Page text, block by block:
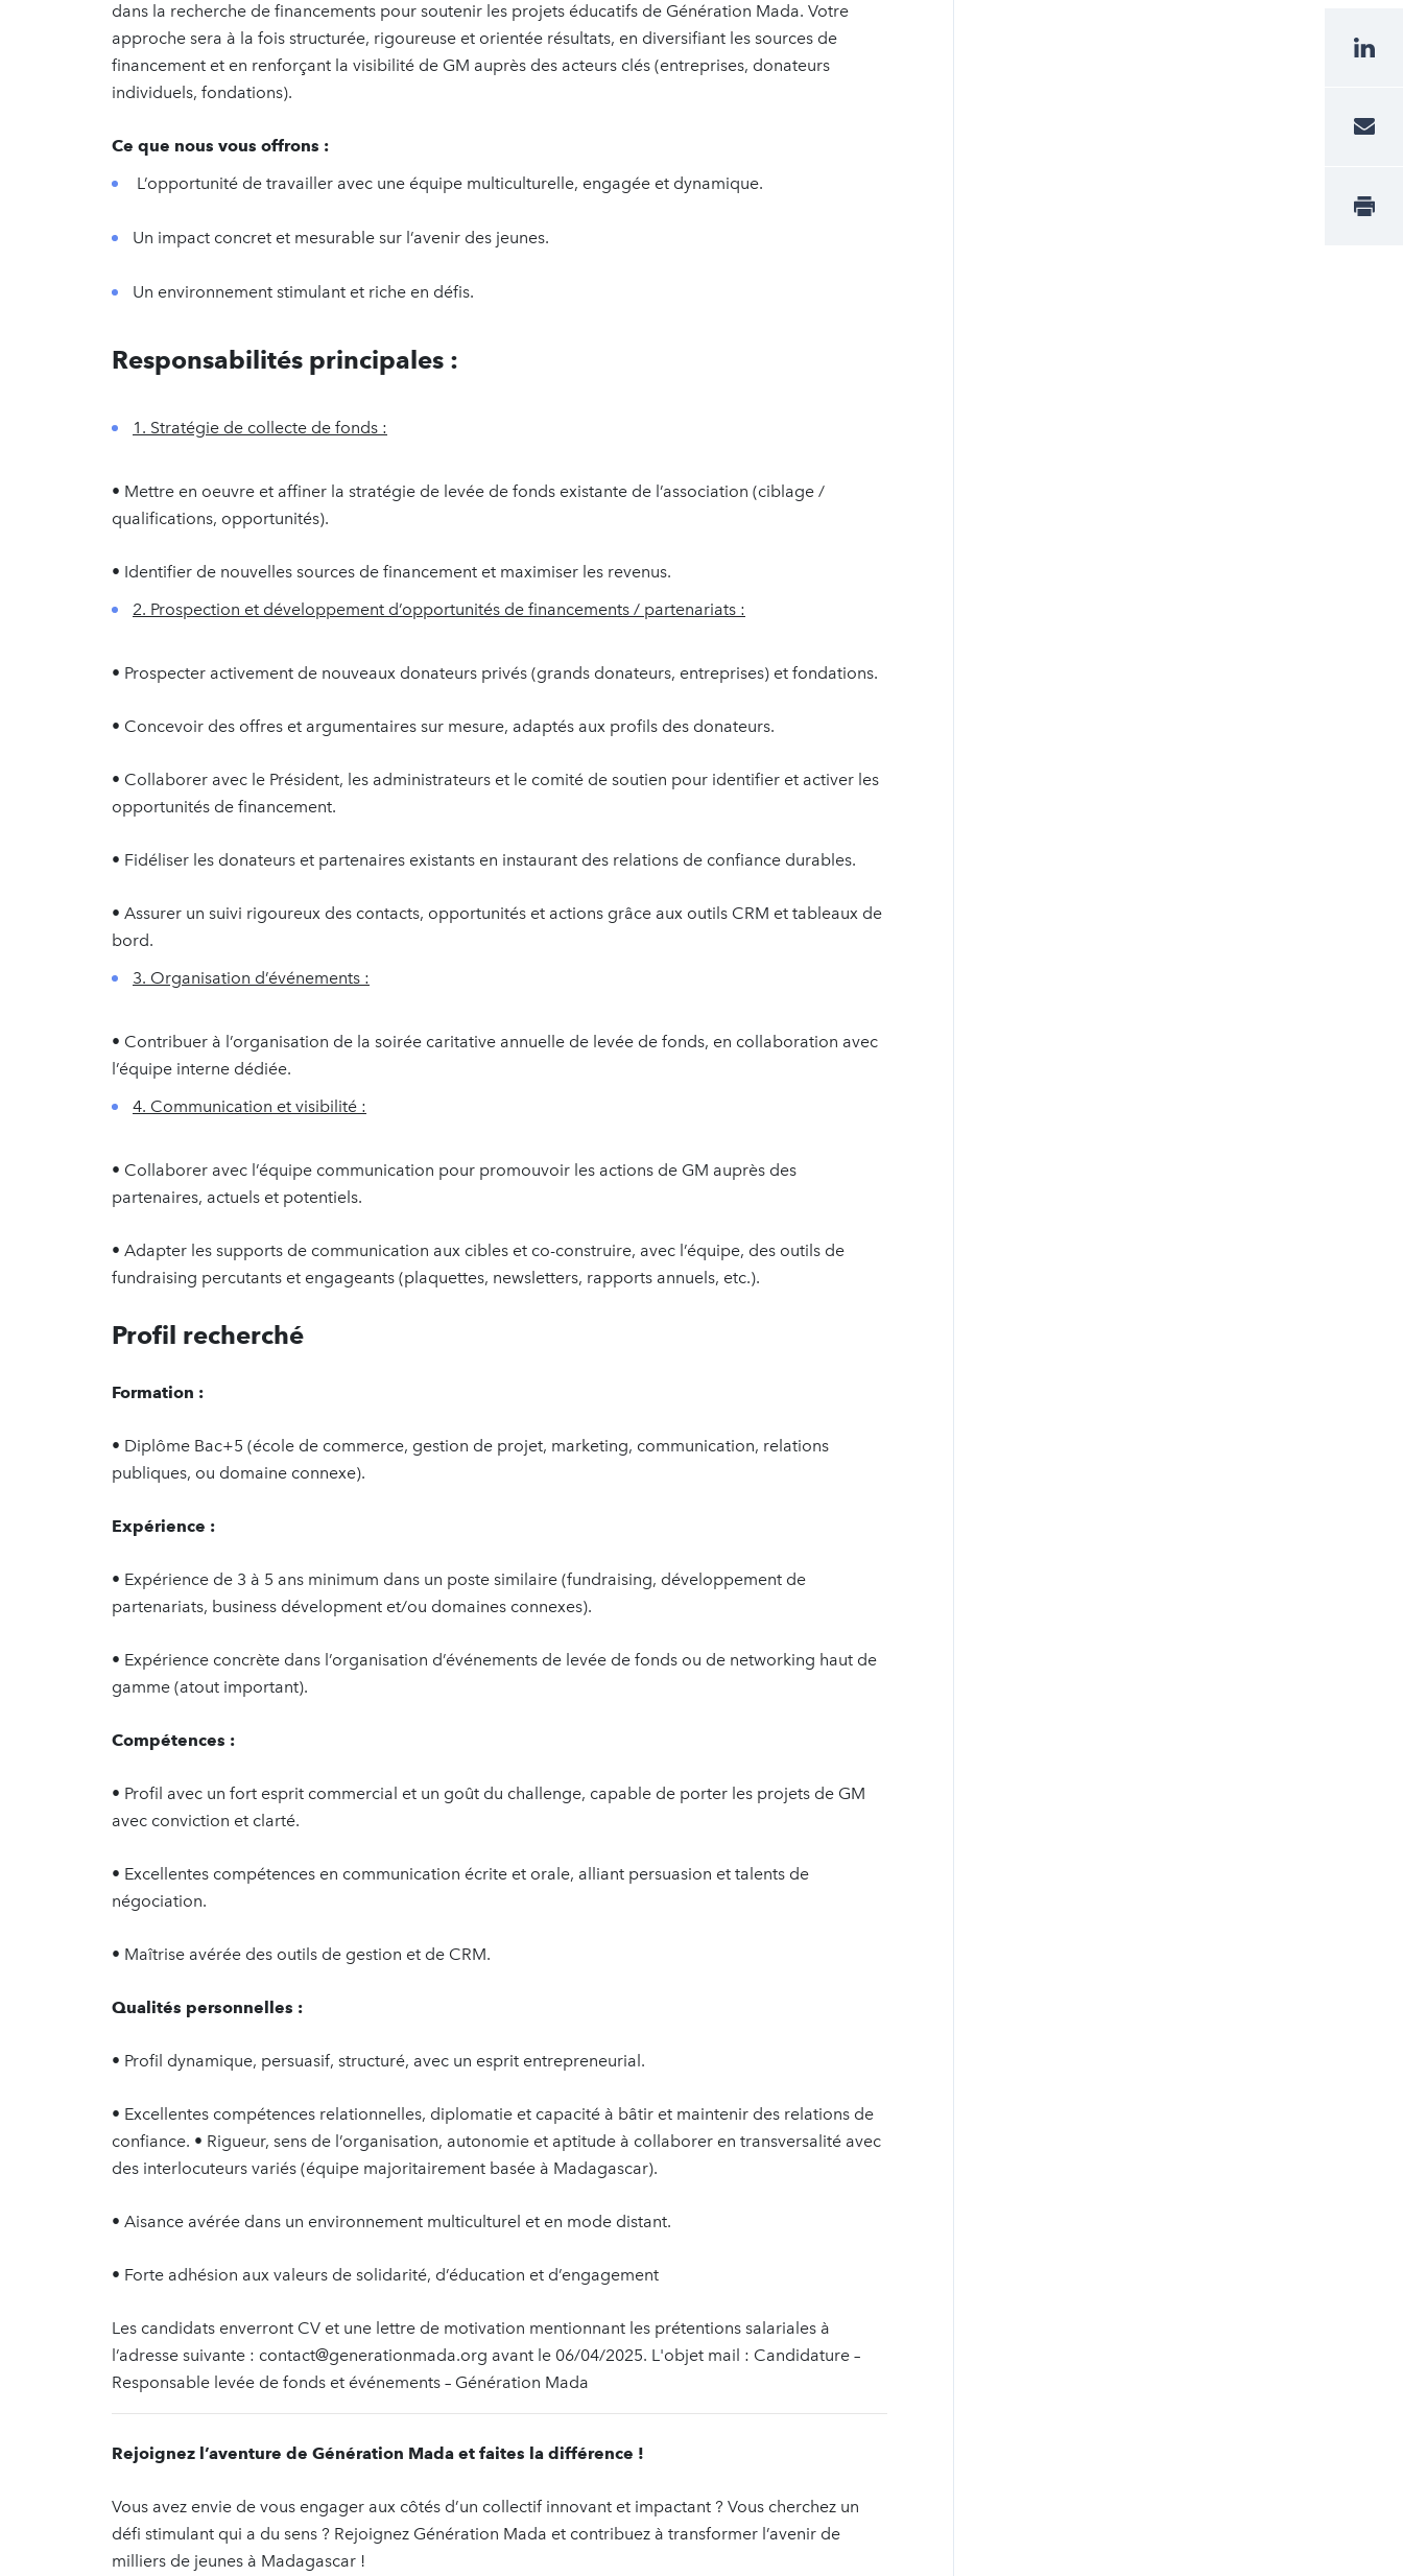
dans la recherche de financements pour soutenir les projets éducatifs de Génération Mada. Votre
approche sera à la fois structurée, rigoureuse et orientée résultats, en diversifiant les sources de
financement et en renforçant la visibilité de GM auprès des acteurs clés (entreprises, donateurs
individuels, fondations).
Ce que nous vous offrons :
L’opportunité de travailler avec une équipe multiculturelle, engagée et dynamique.
Un impact concret et mesurable sur l’avenir des jeunes.
Un environnement stimulant et riche en défis.
Responsabilités principales :
1. Stratégie de collecte de fonds :
• Mettre en oeuvre et affiner la stratégie de levée de fonds existante de l’association (ciblage /
qualifications, opportunités).
• Identifier de nouvelles sources de financement et maximiser les revenus.
2. Prospection et développement d’opportunités de financements / partenariats :
• Prospecter activement de nouveaux donateurs privés (grands donateurs, entreprises) et fondations.
• Concevoir des offres et argumentaires sur mesure, adaptés aux profils des donateurs.
• Collaborer avec le Président, les administrateurs et le comité de soutien pour identifier et activer les
opportunités de financement.
• Fidéliser les donateurs et partenaires existants en instaurant des relations de confiance durables.
• Assurer un suivi rigoureux des contacts, opportunités et actions grâce aux outils CRM et tableaux de
bord.
3. Organisation d’événements :
• Contribuer à l’organisation de la soirée caritative annuelle de levée de fonds, en collaboration avec
l’équipe interne dédiée.
4. Communication et visibilité :
• Collaborer avec l’équipe communication pour promouvoir les actions de GM auprès des
partenaires, actuels et potentiels.
• Adapter les supports de communication aux cibles et co-construire, avec l’équipe, des outils de
fundraising percutants et engageants (plaquettes, newsletters, rapports annuels, etc.).
Profil recherché
Formation :
• Diplôme Bac+5 (école de commerce, gestion de projet, marketing, communication, relations
publiques, ou domaine connexe).
Expérience :
• Expérience de 3 à 5 ans minimum dans un poste similaire (fundraising, développement de
partenariats, business dévelopment et/ou domaines connexes).
• Expérience concrète dans l’organisation d’événements de levée de fonds ou de networking haut de
gamme (atout important).
Compétences :
• Profil avec un fort esprit commercial et un goût du challenge, capable de porter les projets de GM
avec conviction et clarté.
• Excellentes compétences en communication écrite et orale, alliant persuasion et talents de
négociation.
• Maîtrise avérée des outils de gestion et de CRM.
Qualités personnelles :
• Profil dynamique, persuasif, structuré, avec un esprit entrepreneurial.
• Excellentes compétences relationnelles, diplomatie et capacité à bâtir et maintenir des relations de
confiance. • Rigueur, sens de l’organisation, autonomie et aptitude à collaborer en transversalité avec
des interlocuteurs variés (équipe majoritairement basée à Madagascar).
• Aisance avérée dans un environnement multiculturel et en mode distant.
• Forte adhésion aux valeurs de solidarité, d’éducation et d’engagement
Les candidats enverront CV et une lettre de motivation mentionnant les prétentions salariales à
l’adresse suivante : contact@generationmada.org avant le 06/04/2025. L'objet mail : Candidature –
Responsable levée de fonds et événements – Génération Mada
Rejoignez l’aventure de Génération Mada et faites la différence !
Vous avez envie de vous engager aux côtés d’un collectif innovant et impactant ? Vous cherchez un
défi stimulant qui a du sens ? Rejoignez Génération Mada et contribuez à transformer l’avenir de
milliers de jeunes à Madagascar !